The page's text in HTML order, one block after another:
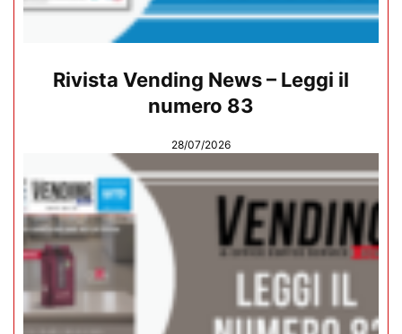
Rivista Vending News – Leggi il
numero 83
28/07/2026